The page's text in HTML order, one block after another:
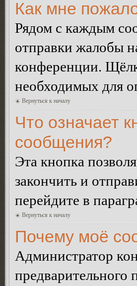
Как мне
Рядом с каждым
отправки жалобы
конференции.
необходимых для
Вернуться к началу
Что означает
сообщения?
Эта кнопка
закончить и
перейдите в
Вернуться к началу
Почему моё
Администратор